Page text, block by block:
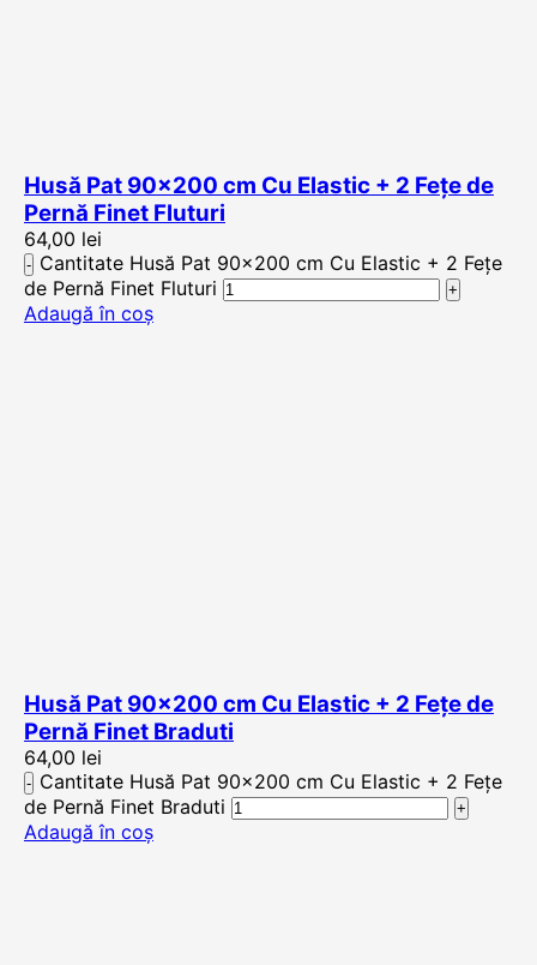
Husă Pat 90×200 cm Cu Elastic + 2 Fețe de
Pernă Finet Fluturi
64,00 lei
Cantitate Husă Pat 90x200 cm Cu Elastic + 2 Fețe
de Pernă Finet Fluturi
Adaugă în coș
Husă Pat 90×200 cm Cu Elastic + 2 Fețe de
Pernă Finet Braduti
64,00 lei
Cantitate Husă Pat 90x200 cm Cu Elastic + 2 Fețe
de Pernă Finet Braduti
Adaugă în coș